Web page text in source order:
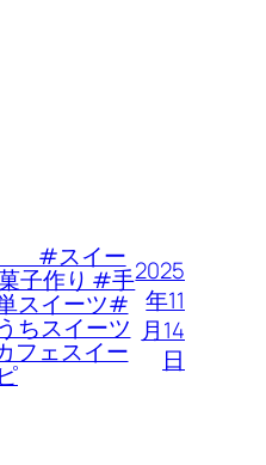
イー
子作り #手
スイーツ#
ちスイーツ
フェスイー
2025
年11
月14
日